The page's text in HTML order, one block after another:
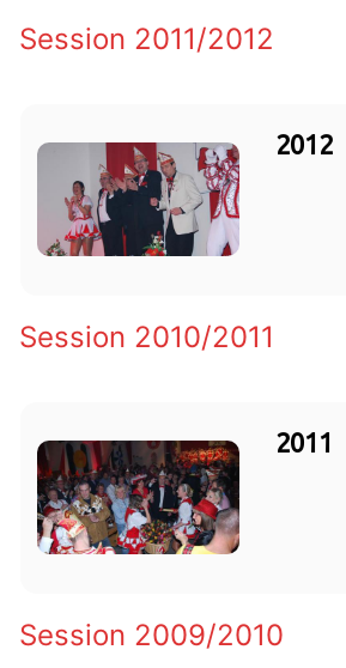
Session 2011/2012
2012
Session 2010/2011
2011
Session 2009/2010